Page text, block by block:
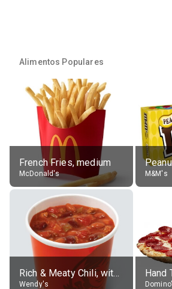
Alimentos Populares
French Fries, medium
McDonald's M&M's
Rich & Meaty Chili, without toppings, large
Wendy's